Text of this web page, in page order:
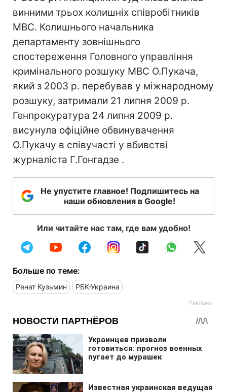
винними трьох колишніх співробітників
МВС. Колишнього начальника
департаменту зовнішнього
спостереження Головного управління
кримінального розшуку МВС О.Пукача,
який з 2003 р. перебував у міжнародному
розшуку, затримали 21 липня 2009 р.
Генпрокуратура 24 липня 2009 р.
висунула офіційне обвинувачення
О.Пукачу в співучасті у вбивстві
журналіста Г.Гонгадзе .
Не упустите главное! Подпишитесь на
наши обновления в Google!
Или читайте нас там, где вам удобно!
Больше по теме:
Ренат Кузьмин РБК-Украина